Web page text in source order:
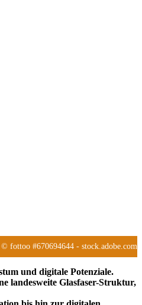
fottoo #670694644 - stock.adobe.com
und digitale Potenziale.
landesweite Glasfaser-Struktur,